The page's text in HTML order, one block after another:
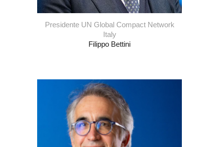
Presidente UN Global Compact Network
Italy
Filippo Bettini